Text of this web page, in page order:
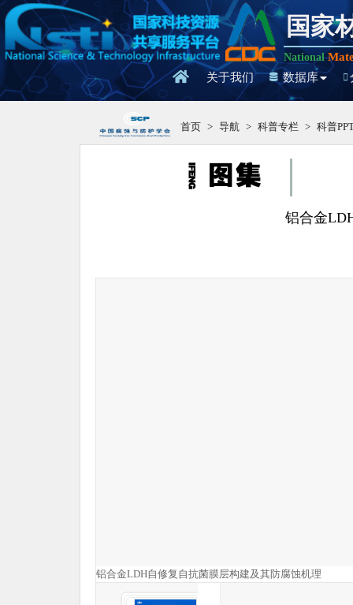
国家
National
关于我们
数据库
首页 > 导航 > 科普专栏 > 科普
铝合金
铝合金LDH自修复自抗菌膜层构建及其防腐蚀机理